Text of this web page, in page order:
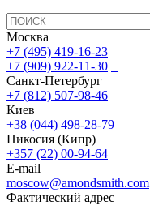
Москва
+7 (495) 419-16-23
+7 (909) 922-11-30
Санкт-Петербург
+7 (812) 507-98-46
Киев
+38 (044) 498-28-79
Никосия (Кипр)
+357 (22) 00-94-64
E-mail
moscow@amondsmith.com
Фактический адрес